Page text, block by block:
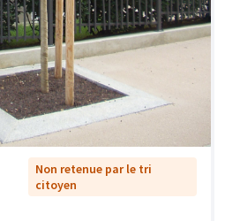
Non retenue par le tri
citoyen